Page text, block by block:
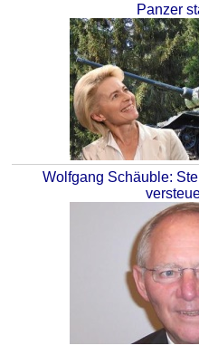
Panzer
Wolfgang Schäuble: